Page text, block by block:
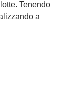
Tenendo
a